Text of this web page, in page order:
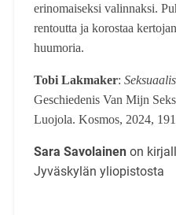
erinomaiseksi valinnaksi.
rentoutta ja korostaa
huumoria.
Tobi Lakmaker:
Geschiedenis Van Mijn
Luojola. Kosmos, 2024,
Sara Savolainenon
Jyväskylän yliopistosta